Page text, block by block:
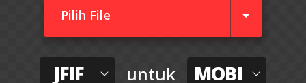
Pilih File
JFIF untuk MOBI